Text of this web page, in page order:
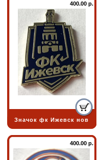
400.00 р.
Значок фк Ижевск нов
400.00 р.